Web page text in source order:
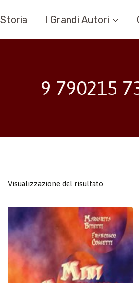
Storia I Grandi Autori
9 790215
Visualizzazione del risultato